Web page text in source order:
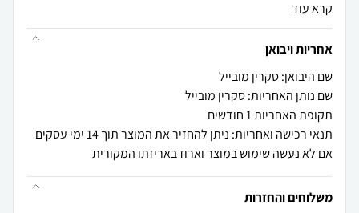
קרא עוד
אחריות ויבואן
שם היבואן: סקרין מובייל
שם נותן האחריות: סקרין מובייל
תקופת האחריות 1 חודשים
תנאי רכישה ואחריות: ניתן להחזיר את המוצר תוך 14 ימי עסקים
אם לא נעשה שימוש במוצר וארוז באריזתו המקורית
משלוחים והחזרות